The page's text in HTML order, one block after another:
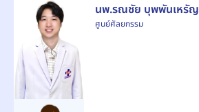
นพ.รณชัย บุพพันเหรัญ
ศูนย์ศัลยกรรม